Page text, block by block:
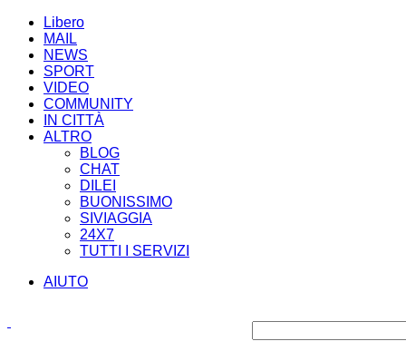
Libero
MAIL
NEWS
SPORT
VIDEO
COMMUNITY
IN CITTÀ
ALTRO
BLOG
CHAT
DILEI
BUONISSIMO
SIVIAGGIA
24X7
TUTTI I SERVIZI
AIUTO